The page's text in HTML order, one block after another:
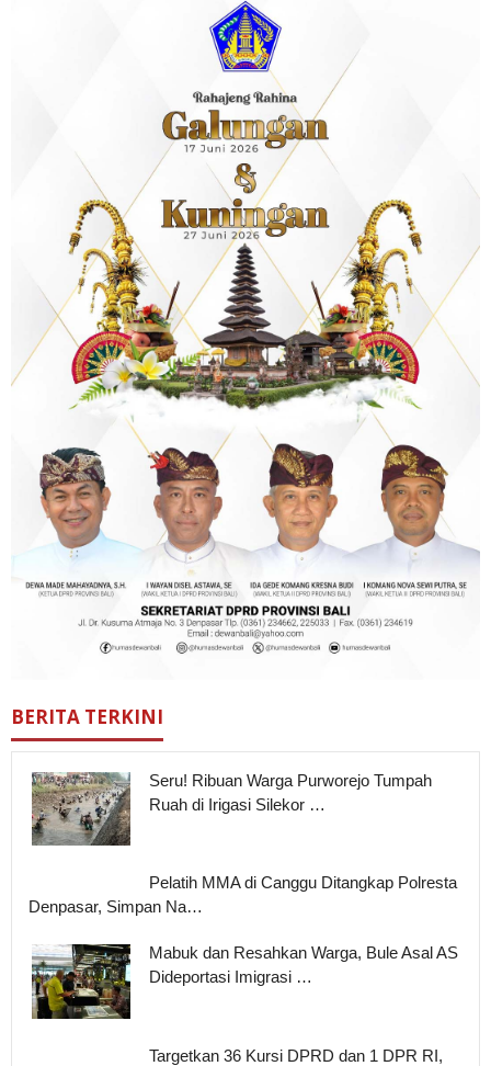
BERITA TERKINI
Seru! Ribuan Warga Purworejo Tumpah
Ruah di Irigasi Silekor …
Pelatih MMA di Canggu Ditangkap Polresta
Denpasar, Simpan Na…
Mabuk dan Resahkan Warga, Bule Asal AS
Dideportasi Imigrasi …
Targetkan 36 Kursi DPRD dan 1 DPR RI,